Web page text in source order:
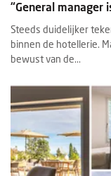
“General manager
Steeds duidelijker
binnen de hotellerie.
bewust van de...